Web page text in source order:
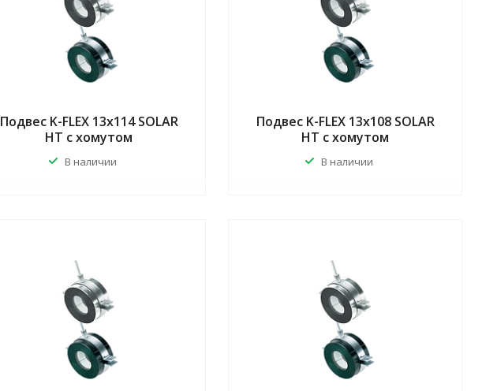
Подвес K-FLEX 13x114 SOLAR
HT с хомутом
В наличии
Подвес K-FLEX 13x108 SOLAR
HT с хомутом
В наличии